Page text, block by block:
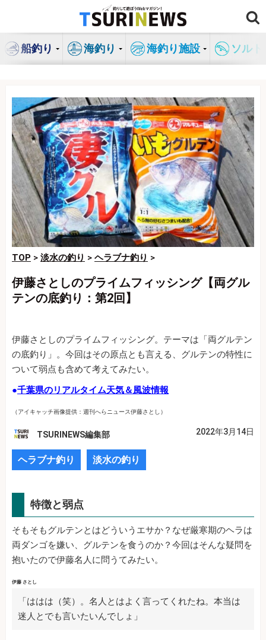
ン
船釣り 海釣り 海釣り施設 ソル
TOP > 淡水の釣り > ヘラブナ釣り >
伊藤さとしのプライムフィッシング【両グル
テンの底釣り：第2回】
伊藤さとしのプライムフィッシング。テーマは「両グルテン
の底釣り」。今回はその原点とも言える、グルテンの特性に
ついて弱点も含めて考えてみたい。
●千葉県のリアルタイム天気＆風波情報
（アイキャッチ画像提供：週刊へらニュース伊藤さとし）
TSURINEWS編集部 2022年3月14日
ヘラブナ釣り 淡水の釣り
特徴と弱点
そもそもグルテンとはどういうエサか？なぜ厳寒期のヘラは
両ダンゴを嫌い、グルテンを食うのか？今回はそんな疑問を
抱いたので伊藤名人に問うてみたい。
伊藤 さとし
「ははは（笑）。名人とはよく言ってくれたね。本当は
迷人とでも言いたいんでしょ」